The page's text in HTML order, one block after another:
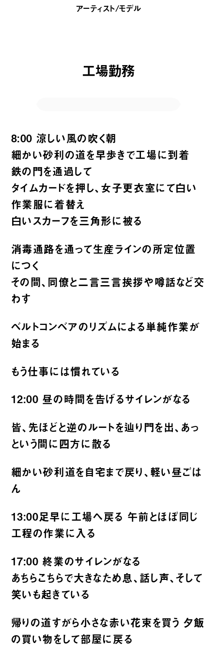
アーティスト/モデル
工場勤務
8:00 涼しい風の吹く朝
細かい砂利の道を早歩きで工場に到着
鉄の門を通過して
タイムカードを押し、女子更衣室にて白い
作業服に着替え
白いスカーフを三角形に被る
消毒通路を通って生産ラインの所定位置
につく
その間、同僚と二言三言挨拶や噂話など交
わす
ベルトコンベアのリズムによる単純作業が
始まる
もう仕事には慣れている
12:00 昼の時間を告げるサイレンがなる
皆、先ほどと逆のルートを辿り門を出、あっ
という間に四方に散る
細かい砂利道を自宅まで戻り、軽い昼ごは
ん
13:00足早に工場へ戻る 午前とほぼ同じ
工程の作業に入る
17:00 終業のサイレンがなる
あちらこちらで大きなため息、話し声、そして
笑いも起きている
帰りの道すがら小さな赤い花束を買う 夕飯
の買い物をして部屋に戻る